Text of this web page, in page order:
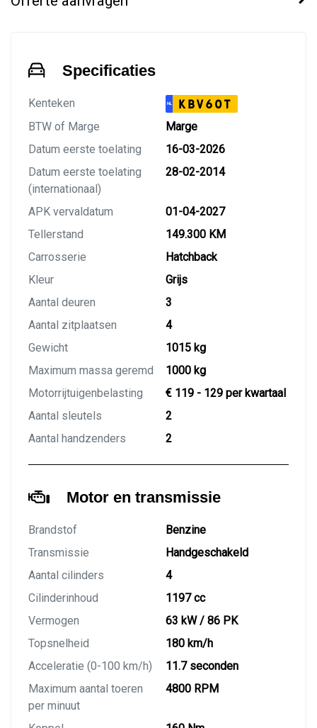
Specificaties
Kenteken NL KBV60T
BTW of Marge
Marge
Datum eerste toelating
16-03-2026
Datum eerste toelating
(internationaal)
28-02-2014
APK vervaldatum
01-04-2027
Tellerstand
149.300 KM
Carrosserie
Hatchback
Kleur
Grijs
Aantal deuren
3
Aantal zitplaatsen
4
Gewicht
1015 kg
Maximum massa geremd
1000 kg
Motorrijtuigenbelasting
€ 119 - 129 per kwartaal
Aantal sleutels
2
Aantal handzenders
2
Motor en transmissie
Brandstof
Benzine
Transmissie
Handgeschakeld
Aantal cilinders
4
Cilinderinhoud
1197 cc
Vermogen
63 kW / 86 PK
Topsnelheid
180 km/h
Acceleratie (0-100 km/h)
11.7 seconden
Maximum aantal toeren
per minuut
4800 RPM